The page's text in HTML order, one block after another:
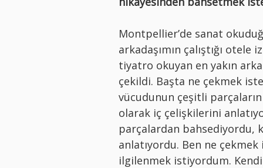
Montpellier’de sanat
arkadaşımın çalıştığı
tiyatro okuyan en yakın
çekildi. Başta ne çekmek
vücudunun çeşitli
olarak iç çelişkilerini
parçalardan bahsediyordu,
anlatıyordu. Ben ne
ilgilenmek istiyordum.